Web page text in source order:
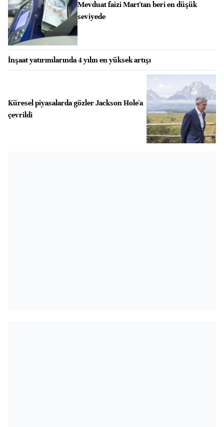
Mevduat faizi Mart'tan beri en düşük
seviyede
İnşaat yatırımlarında 4 yılın en yüksek artışı
Küresel piyasalarda gözler Jackson Hole'a
çevrildi